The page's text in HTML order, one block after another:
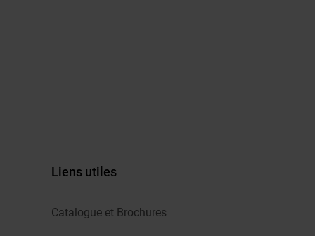
Liens utiles
Catalogue et Brochures